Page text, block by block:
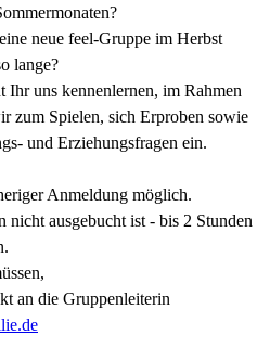
neue feel-Gruppe im Herbst
lange?
Ihr uns kennenlernen, im Rahmen
zum Spielen, sich Erproben sowie
und Erziehungsfragen ein.
Anmeldung möglich.
nicht ausgebucht ist - bis 2 Stunden
an die Gruppenleiterin